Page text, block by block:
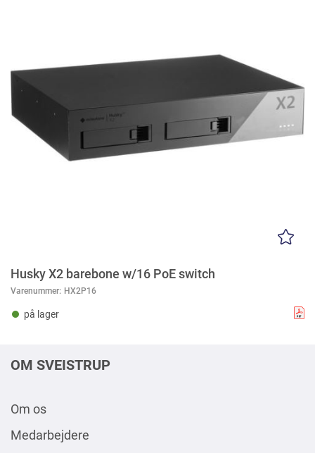
Husky X2 barebone w/16 PoE switch
Varenummer: HX2P16
på lager
OM SVEISTRUP
Om os
Medarbejdere